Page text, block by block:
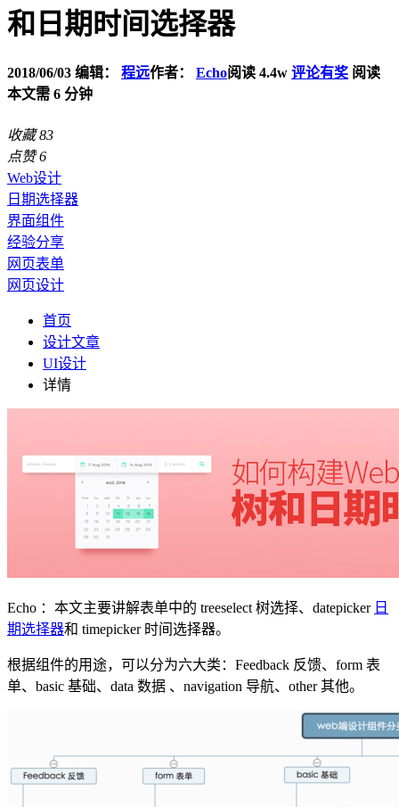
和日期时间选择器
2018/06/03 编辑： 程远作者： Echo阅读 4.4w 评论有奖 阅读
本文需 6 分钟
收藏 83
点赞 6
Web设计
日期选择器
界面组件
经验分享
网页表单
网页设计
首页
设计文章
UI设计
详情
Echo ：本文主要讲解表单中的 treeselect 树选择、datepicker 日
期选择器和 timepicker 时间选择器。
根据组件的用途，可以分为六大类：Feedback 反馈、form 表
单、basic 基础、data 数据 、navigation 导航、other 其他。